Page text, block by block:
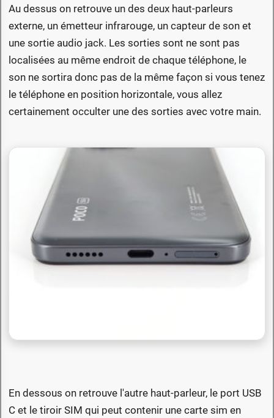
Au dessus on retrouve un des deux haut-parleurs
externe, un émetteur infrarouge, un capteur de son et
une sortie audio jack. Les sorties sont ne sont pas
localisées au même endroit de chaque téléphone, le
son ne sortira donc pas de la même façon si vous tenez
le téléphone en position horizontale, vous allez
certainement occulter une des sorties avec votre main.
En dessous on retrouve l'autre haut-parleur, le port USB
C et le tiroir SIM qui peut contenir une carte sim en